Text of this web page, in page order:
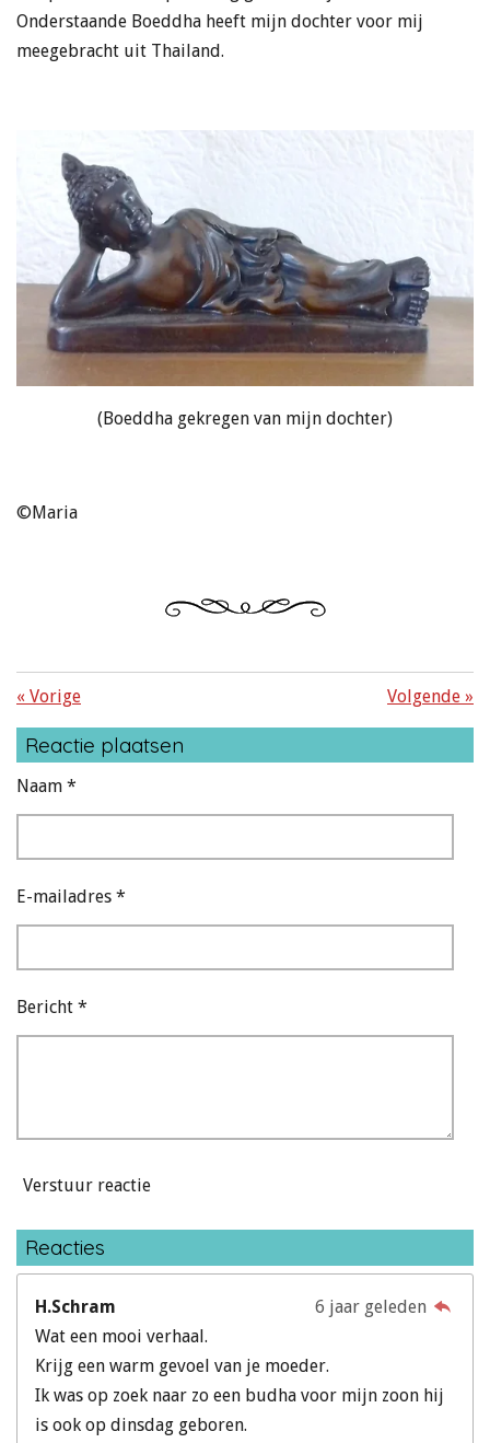
Onderstaande Boeddha heeft mijn dochter voor mij
meegebracht uit Thailand.
(Boeddha gekregen van mijn dochter)
©Maria
« Vorige Volgende »
Reactie plaatsen
Naam *
E-mailadres *
Bericht *
Verstuur reactie
Reacties
H.Schram
6 jaar geleden
Wat een mooi verhaal.
Krijg een warm gevoel van je moeder.
Ik was op zoek naar zo een budha voor mijn zoon hij
is ook op dinsdag geboren.